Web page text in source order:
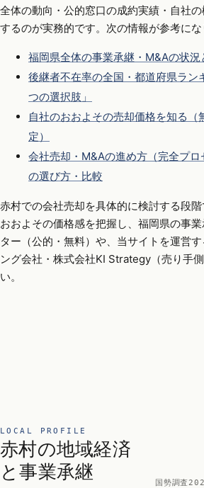
全体の動向・公的窓口の成約実績・自社
するのが実務的です。次の情報が参考にな
福岡県全体の事業承継・M&Aの状況
後継者不在率の全国・都道府県ラン
つの選択肢」
自社のおおよその売却価格を知る（
定）
会社売却・M&Aの進め方（完全プロ
の選び方・比較
赤村での会社売却を具体的に検討する段
おおよその価格感を把握し、福岡県の事
ター（公的・無料）や、当サイトを運営
ング会社・株式会社KI Strategy（売り手
い。
LOCAL PROFILE
赤村の地域経済
と事業承継
国勢調査